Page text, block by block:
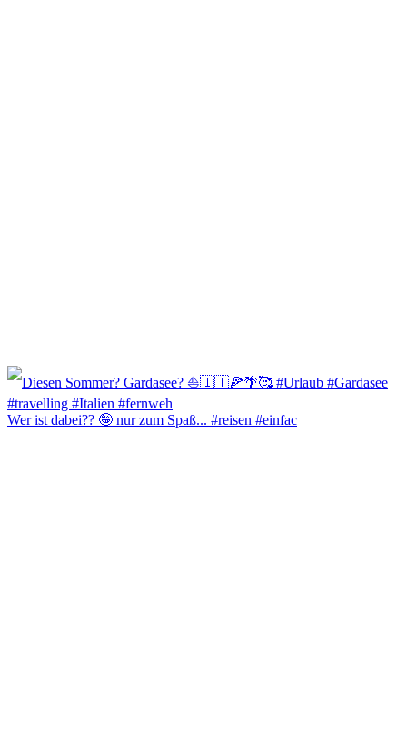
Wer ist dabei?? 🤪 nur zum Spaß... #reisen #einfac